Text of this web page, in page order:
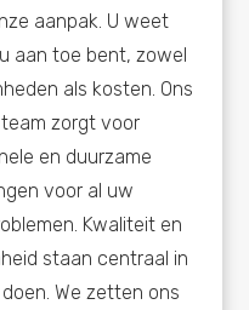
aanpak. U weet
aan toe bent, zowel
als kosten. Ons
zorgt voor
en duurzame
voor al uw
Kwaliteit en
staan centraal in
We zetten ons